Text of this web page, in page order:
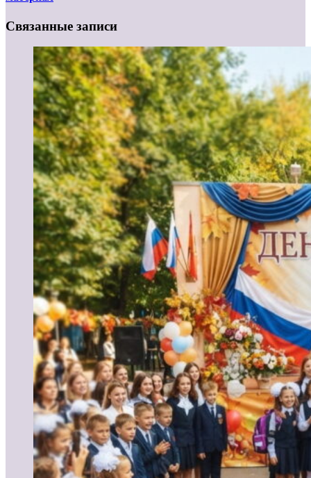
Связанные записи